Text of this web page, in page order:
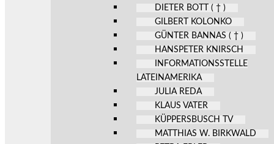
DIETER BOTT ( † )
GILBERT KOLONKO
GÜNTER BANNAS ( † )
HANSPETER KNIRSCH
INFORMATIONSSTELLE
LATEINAMERIKA
JULIA REDA
KLAUS VATER
KÜPPERSBUSCH TV
MATTHIAS W. BIRKWALD